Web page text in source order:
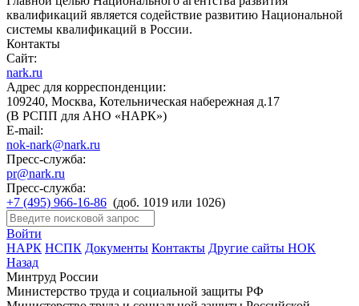
квалификаций является содействие развитию Национальной
системы квалификаций в России.
Контакты
Сайт:
nark.ru
Адрес для корреспонденции:
109240, Москва, Котельническая набережная д.17
(В РСПП для АНО «НАРК»)
E-mail:
nok-nark@nark.ru
Пресс-служба:
pr@nark.ru
Пресс-служба:
+7 (495) 966-16-86 (доб. 1019 или 1026)
Войти
НАРК НСПК Документы Контакты Другие сайты НОК
Назад
Минтруд России
Министерство труда и социальной защиты РФ